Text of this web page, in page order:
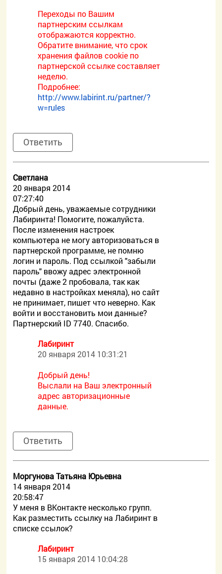
Переходы по Вашим
партнерским ссылкам
отображаются корректно.
Обратите внимание, что срок
хранения файлов cookie по
партнерской ссылке составляет
неделю.
Подробнее:
http://www.labirint.ru/partner/?
w=rules
Ответить
Светлана
20 января 2014
07:27:40
Добрый день, уважаемые сотрудники
Лабиринта! Помогите, пожалуйста.
После изменения настроек
компьютера не могу авторизоваться в
партнерской программе, не помню
логин и пароль. Под ссылкой "забыли
пароль" ввожу адрес электронной
почты (даже 2 пробовала, так как
недавно в настройках меняла), но сайт
не принимает, пишет что неверно. Как
войти и восстановить мои данные?
Партнерский ID 7740. Спасибо.
Лабиринт
20 января 2014 10:31:21
Добрый день!
Выслали на Ваш электронный
адрес авторизационные
данные.
Ответить
Моргунова Татьяна Юрьевна
14 января 2014
20:58:47
У меня в ВКонтакте несколько групп.
Как разместить ссылку на Лабиринт в
списке ссылок?
Лабиринт
15 января 2014 10:04:28